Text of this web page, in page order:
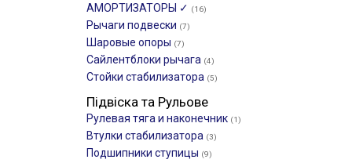
АМОРТИЗАТОРЫ ✓ (16)
Рычаги подвески (7)
Шаровые опоры (7)
Сайлентблоки рычага (4)
Стойки стабилизатора (5)
Підвіска та Рульове
Рулевая тяга и наконечник (1)
Втулки стабилизатора (3)
Подшипники ступицы (9)